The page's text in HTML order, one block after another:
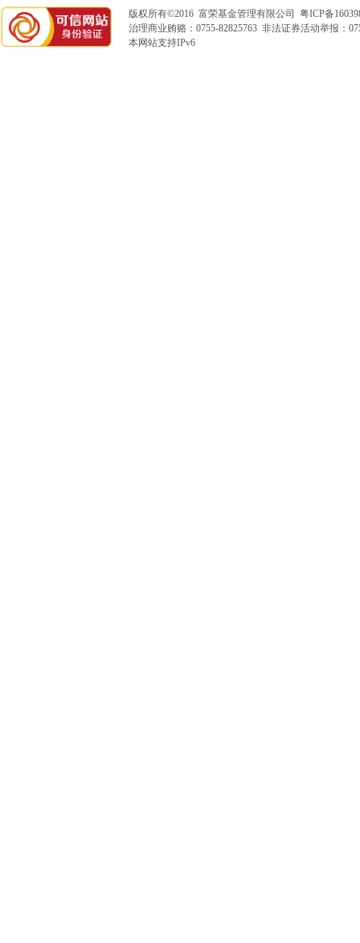
版权所有©2016 富荣基金管理有限公司 粤ICP备
治理商业贿赂：0755-82825763 非法证券活动举报：
本网站支持IPv6